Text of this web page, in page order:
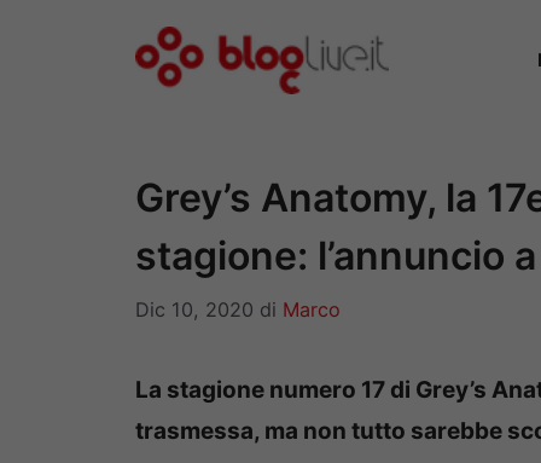
Grey’s Anatomy, la
stagione: l’annuncio
Dic 10, 2020 di Marco
La stagione numero 17 di Grey’s
trasmessa, ma non tutto sarebbe